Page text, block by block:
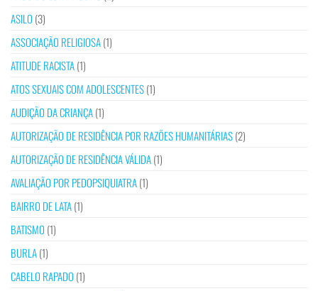
ASILO (3)
ASSOCIAÇÃO RELIGIOSA(1)
ATITUDE RACISTA(1)
ATOS SEXUAIS COM ADOLESCENTES(1)
AUDIÇÃO DA CRIANÇA(1)
AUTORIZAÇÃO DE RESIDÊNCIA POR RAZÕES HUMANITÁRIAS(2)
AUTORIZAÇÃO DE RESIDÊNCIA VÁLIDA(1)
AVALIAÇÃO POR PEDOPSIQUIATRA(1)
BAIRRO DE LATA(1)
BATISMO (1)
BURLA(1)
CABELO RAPADO (1)